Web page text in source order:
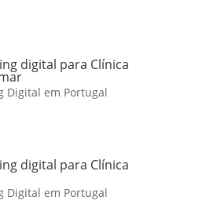
digital para Clínica
Digital em Portugal
digital para Clínica
Digital em Portugal